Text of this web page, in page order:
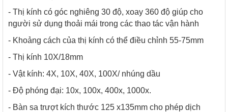
- Thị kính có góc nghiêng 30 độ, xoay 360 độ giúp cho
người sử dụng thoải mái trong các thao tác vận hành
- Khoảng cách của thị kính có thể điều chỉnh 55-75mm
- Thị kính 10X/18mm
- Vật kính: 4X, 10X, 40X, 100X/ nhúng dầu
- Độ phóng đại: 10x, 100x, 400x, 1000x.
- Bàn sa trượt kích thước 125 x135mm cho phép dịch